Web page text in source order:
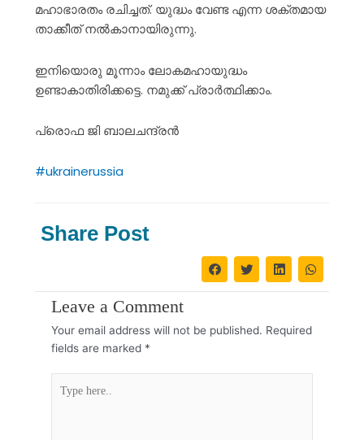
മഹാഭാരതം രചിച്ചത്. യുദ്ധം വേണ്ട എന്ന ശക്തമായ
താക്കീത് നൽകാനായിരുന്നു.
ഇനിയൊരു മൂന്നാം ലോകമഹായുദ്ധം
ഉണ്ടാകാതിരിക്കട്ടെ. നമുക്ക് പ്രാർത്ഥിക്കാം.
പ്രൊഫ ജി ബാലചന്ദ്രൻ
#ukrainerussia
Share Post
Leave a Comment
Your email address will not be published. Required
fields are marked *
here..